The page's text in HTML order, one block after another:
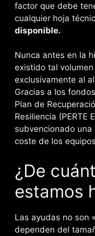
factor que debe
cualquier hoja
disponible.
Nunca antes en la
existido tal
exclusivamente al
Gracias a los fondos
Plan de
Resiliencia (PERTE
subvencionado
coste de los
¿De
estamos
Las ayudas no son
dependen del